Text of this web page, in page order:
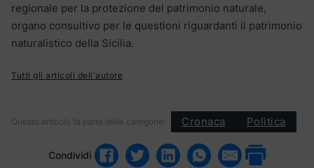
regionale per la protezione del patrimonio naturale,
organo consultivo per le questioni riguardanti il patrimonio
naturalistico della Sicilia.
Tutti gli articoli dell'autore
Questo articolo fa parte delle categorie: Cronaca Politica
Condividi